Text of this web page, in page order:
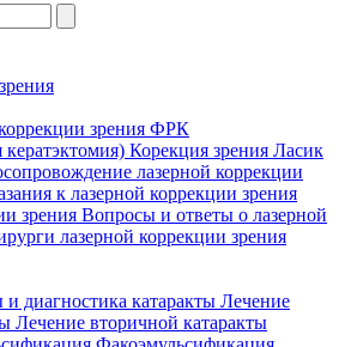
зрения ФРК
Корекция зрения Ласик
лазерной коррекции
к лазерной коррекции зрения
зрения Вопросы и ответы о лазерной
лазерной коррекции зрения
диагностика катаракты Лечение
Лечение вторичной катаракты